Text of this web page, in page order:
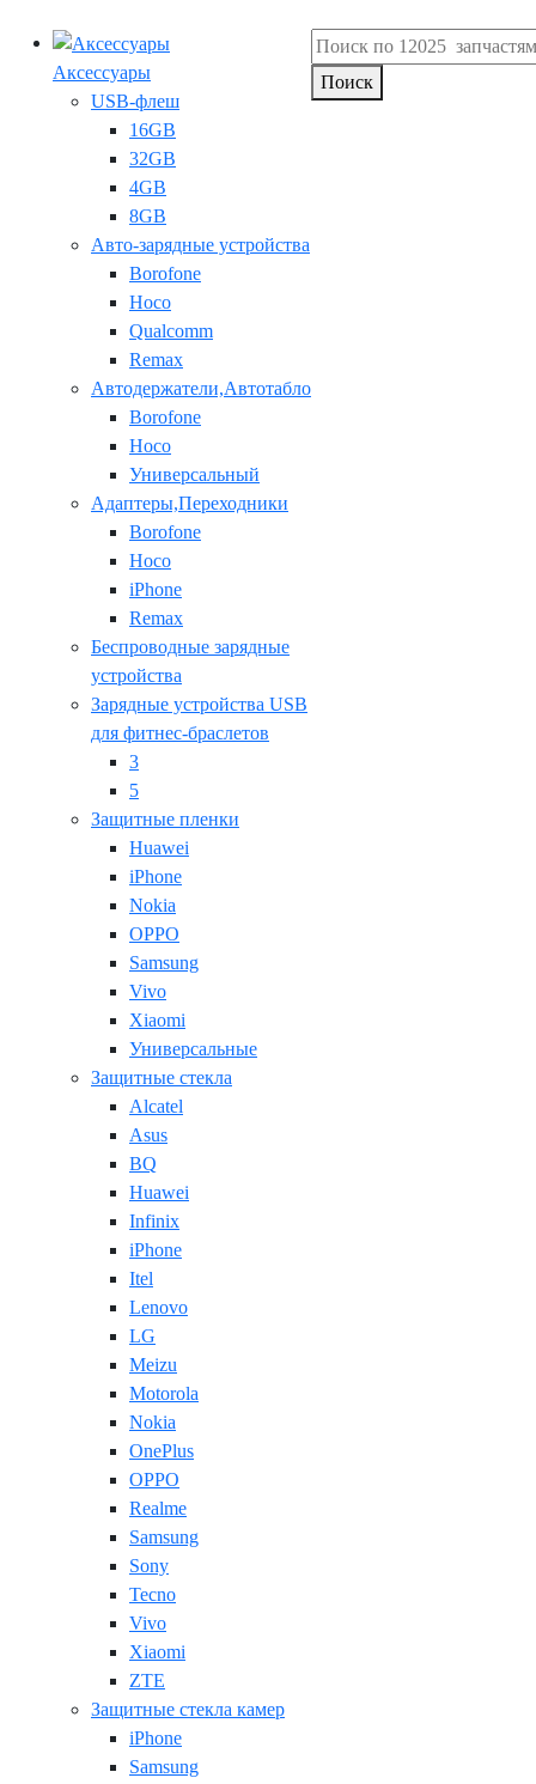
Аксессуары
USB-флеш
16GB
32GB
4GB
8GB
Авто-зарядные устройства
Borofone
Hoco
Qualcomm
Remax
Автодержатели,Автотабло
Borofone
Hoco
Универсальный
Адаптеры,Переходники
Borofone
Hoco
iPhone
Remax
Беспроводные зарядные
устройства
Зарядные устройства USB
для фитнес-браслетов
3
5
Защитные пленки
Huawei
iPhone
Nokia
OPPO
Samsung
Vivo
Xiaomi
Универсальные
Защитные стекла
Alcatel
Asus
BQ
Huawei
Infinix
iPhone
Itel
Lenovo
LG
Meizu
Motorola
Nokia
OnePlus
OPPO
Realme
Samsung
Sony
Tecno
Vivo
Xiaomi
ZTE
Защитные стекла камер
iPhone
Samsung
Поиск